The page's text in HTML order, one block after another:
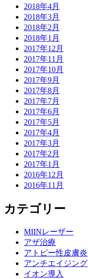
2018年4月
2018年3月
2018年2月
2018年1月
2017年12月
2017年11月
2017年10月
2017年9月
2017年8月
2017年7月
2017年6月
2017年5月
2017年4月
2017年3月
2017年2月
2017年1月
2016年12月
2016年11月
カテゴリー
MIINレーザー
アザ治療
アトピー性皮膚炎
アンチエイジング
イオン導入